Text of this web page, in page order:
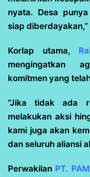
nyata. Desa punya
siap diberdayakan,”
Korlap utama,
mengingatkan
komitmen yang
“Jika tidak ada
melakukan aksi
kami juga akan
dan seluruh aliansi
Perwakilan PT.